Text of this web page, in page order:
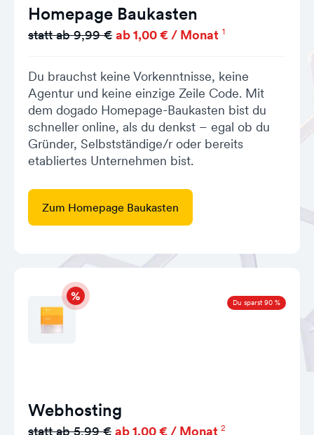
Homepage Baukasten
statt ab 9,99 € ab 1,00 € / Monat 1
Du brauchst keine Vorkenntnisse, keine
Agentur und keine einzige Zeile Code. Mit
dem dogado Homepage-Baukasten bist du
schneller online, als du denkst – egal ob du
Gründer, Selbstständige/r oder bereits
etabliertes Unternehmen bist.
Zum Homepage Baukasten
Du sparst 90 %
Webhosting
statt ab 5,99 € ab 1,00 € / Monat 2